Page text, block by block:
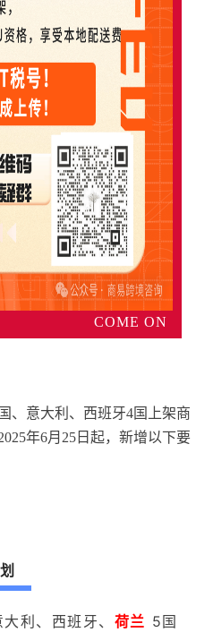
COME ON
、意大利、西班牙4国上架商
年6月25日起，新增以下要
利、西班牙、 荷兰 5国